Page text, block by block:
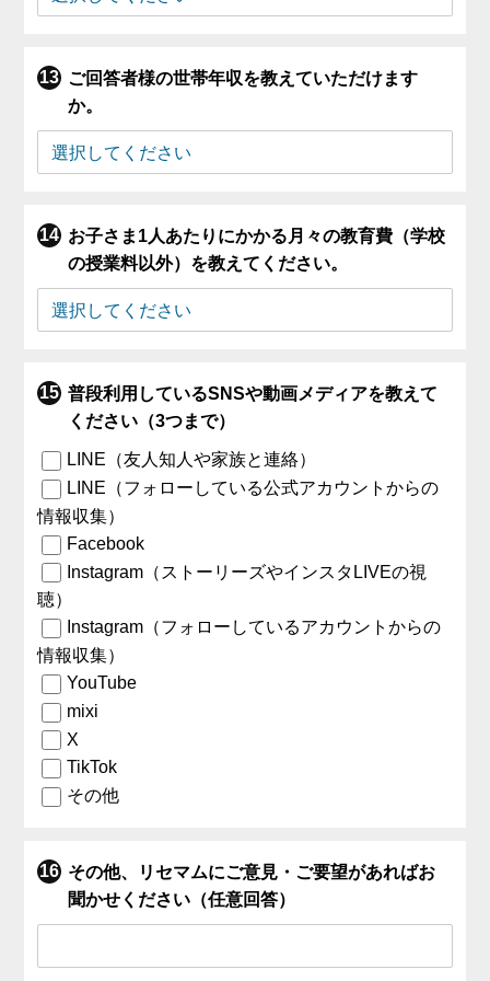
ご回答者様の世帯年収を教えていただけます
か。
お子さま1人あたりにかかる月々の教育費（学校
の授業料以外）を教えてください。
普段利用しているSNSや動画メディアを教えて
ください（3つまで）
LINE（友人知人や家族と連絡）
LINE（フォローしている公式アカウントからの
情報収集）
Facebook
Instagram（ストーリーズやインスタLIVEの視
聴）
Instagram（フォローしているアカウントからの
情報収集）
YouTube
mixi
X
TikTok
その他
その他、リセマムにご意見・ご要望があればお
聞かせください（任意回答）